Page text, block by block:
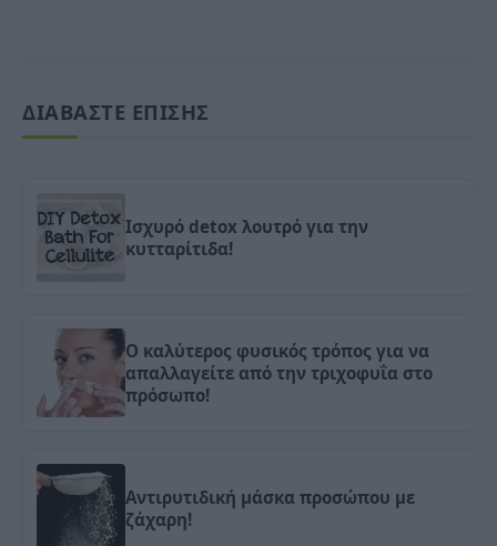
ΔΙΑΒΑΣΤΕ ΕΠΙΣΗΣ
Ισχυρό detox λουτρό για την
κυτταρίτιδα!
Ο καλύτερος φυσικός τρόπος για να
απαλλαγείτε από την τριχοφυΐα στο
πρόσωπο!
Αντιρυτιδική μάσκα προσώπου με
ζάχαρη!